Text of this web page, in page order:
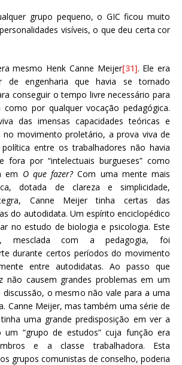
grupo pequeno, o GIC ficou muito
visíveis, o que deu certa cor
mesmo Henk Canne Meijer[31]. Ele era
de engenharia que havia se tornado
conseguir o tempo livre necessário para
como por qualquer vocação pedagógica.
das imensas capacidades teóricas e
no movimento proletário, a prova viva de
entre os trabalhadores não havia
fora por “intelectuais burgueses” como
em O que fazer?Com uma mente mais
dotada de clareza e simplicidade,
Canne Meijer tinha certas das
do autodidata. Um espírito enciclopédico
no estudo de biologia e psicologia. Este
mesclada com a pedagogia, foi
durante certos períodos do movimento
entre autodidatas. Ao passo que
não causem grandes problemas em um
discussão, o mesmo não vale para a uma
Canne Meijer, mas também uma série de
uma grande predisposição em ver a
um “grupo de estudos” cuja função era
e a classe trabalhadora. Esta
grupos comunistas de conselho, poderia